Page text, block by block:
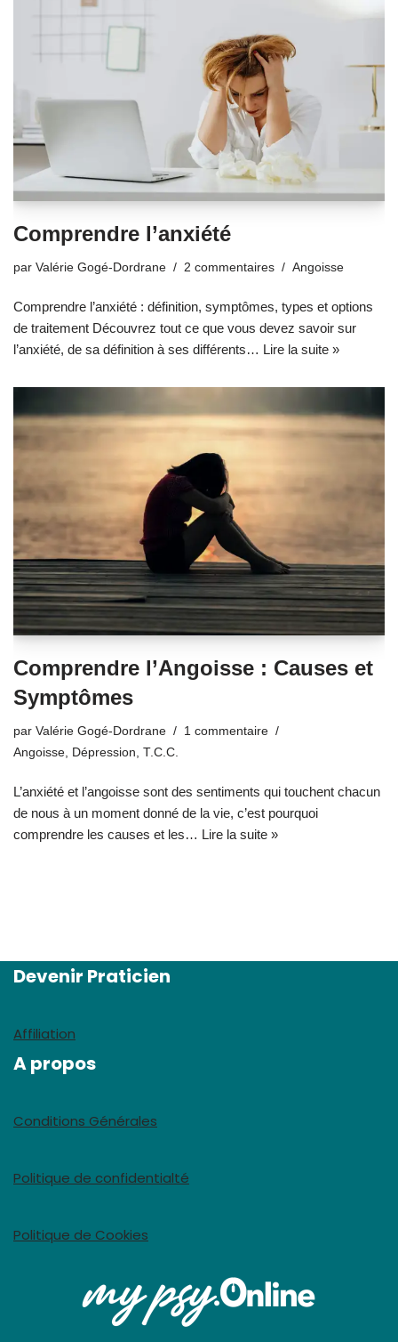
Comprendre l’anxiété
par Valérie Gogé-Dordrane 2 commentaires Angoisse
Comprendre l’anxiété : définition, symptômes, types et options
de traitement Découvrez tout ce que vous devez savoir sur
l’anxiété, de sa définition à ses différents… Lire la suite »
Comprendre l’Angoisse : Causes et
Symptômes
par Valérie Gogé-Dordrane
1 commentaire
Angoisse
Dépression T.C.C.
L’anxiété et l’angoisse sont des sentiments qui touchent chacun
de nous à un moment donné de la vie, c’est pourquoi
comprendre les causes et les… Lire la suite »
Devenir Praticien
Affiliation
A propos
Conditions Générales
Politique de confidentialté
Politique de Cookies